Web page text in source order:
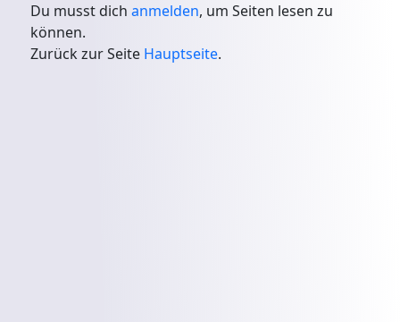
Du musst dichanmelden, um Seiten lesen zu
können.
Zurück zur Seite Hauptseite.